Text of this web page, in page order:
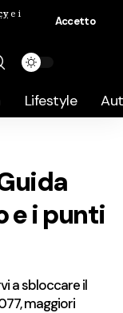
e i
Accetto
Lifestyle
e i punti
a sbloccare il
maggiori